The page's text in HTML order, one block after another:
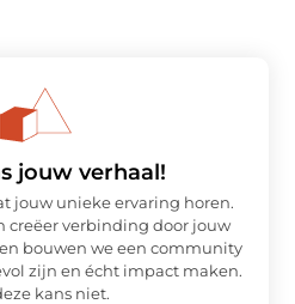
jouw verhaal!
jouw unieke ervaring horen.
creëer verbinding door jouw
bouwen we een community
zijn en écht impact maken.
kans niet.